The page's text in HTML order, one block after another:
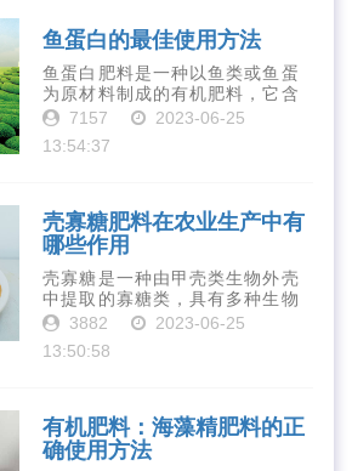
鱼蛋白的最佳使用方法
鱼蛋白肥料是一种以鱼类或鱼蛋
为原材料制成的有机肥料，它含
有丰富的营养物质，如氮、磷、
元素和植物生长因子。这些营养
7157
2023-06-25
13:54:37
壳寡糖肥料在农业生产中有
哪些作用
壳寡糖是一种由甲壳类生物外壳
中提取的寡糖类，具有多种生物
活性和营养价值。在农业生产
是作为一种新型的有机肥料，壳
3882
2023-06-25
13:50:58
有机肥料：海藻精肥料的正
确使用方法